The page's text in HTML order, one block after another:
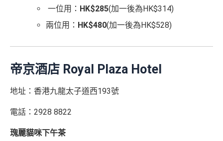
一位用： HK$285(加一後為HK$314)
兩位用： HK$480(加一後為HK$528)
帝京酒店 Royal Plaza Hotel
地址：香港九龍太子道西193號
電話：2928 8822
瑰麗貓咪下午茶